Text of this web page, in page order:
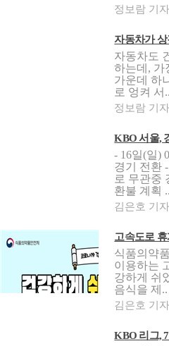
정보람 기
자동차가
자동차도
하는데, 가
가운데 하
로 엉켜 서..
정보람 기
KBO 서울,
- 16일(일)
경기 전환
로 무관중
환불 계획 ..
김은호 기
고속도로 휴
식품의약
이용하는
강하게 쉬
음식을 제..
김은호 기
KBO 리그,